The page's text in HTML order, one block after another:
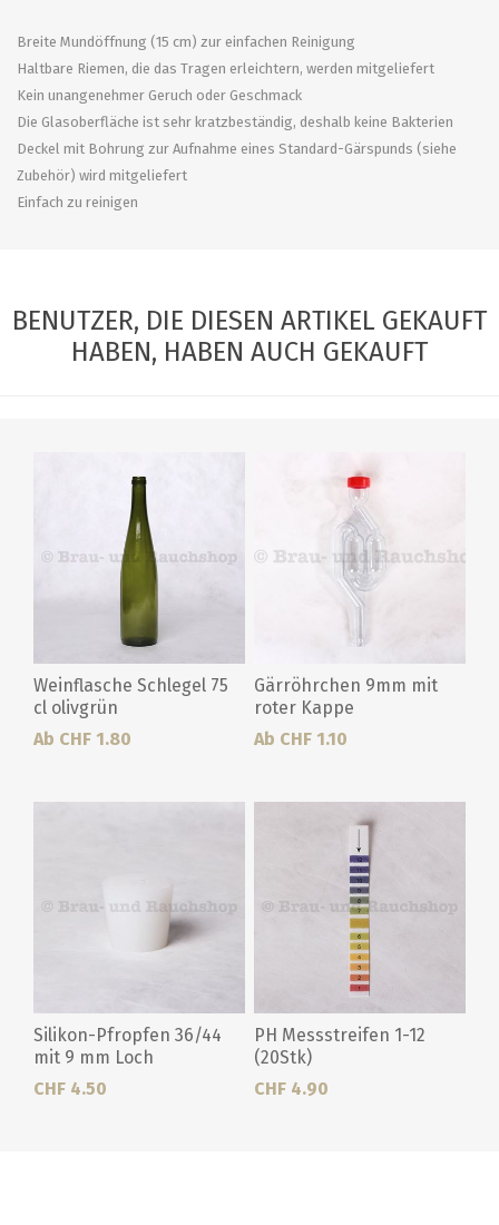
Breite Mundöffnung (15 cm) zur einfachen Reinigung
Haltbare Riemen, die das Tragen erleichtern, werden mitgeliefert
Kein unangenehmer Geruch oder Geschmack
Die Glasoberfläche ist sehr kratzbeständig, deshalb keine Bakterien
Deckel mit Bohrung zur Aufnahme eines Standard-Gärspunds (siehe
Zubehör) wird mitgeliefert
Einfach zu reinigen
BENUTZER, DIE DIESEN ARTIKEL GEKAUFT
HABEN, HABEN AUCH GEKAUFT
Weinflasche Schlegel 75
cl olivgrün
Ab CHF 1.80
Gärröhrchen 9mm mit
roter Kappe
Ab CHF 1.10
Silikon-Pfropfen 36/44
mit 9 mm Loch
CHF 4.50
PH Messstreifen 1-12
(20Stk)
CHF 4.90